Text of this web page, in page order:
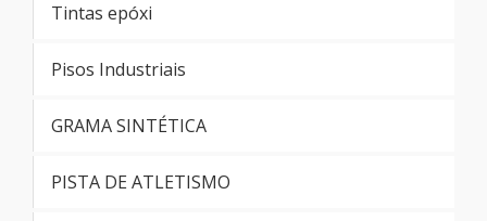
Onde comprar impregnantes
Valor de impregnantes
Preço de impregnantes
Venda de impregnantes
Tintas epóxi
Pisos Industriais
GRAMA SINTÉTICA
PISTA DE ATLETISMO